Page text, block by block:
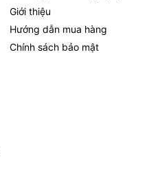
Giới thiệu
Hướng dẫn mua hàng
Chính sách bảo mật